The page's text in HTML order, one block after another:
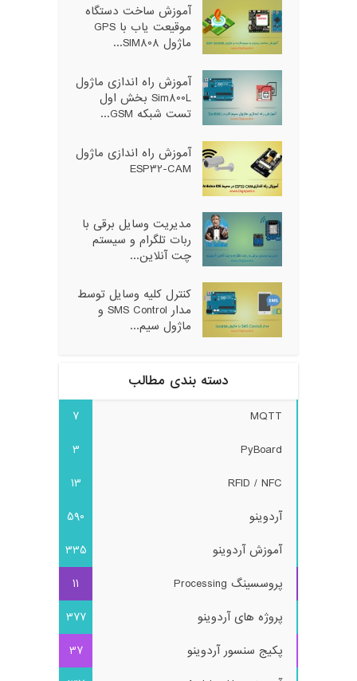
آموزش ساخت دستگاه
موقیعت یاب با GPS
ماژول SIM808...
آموزش راه اندازی ماژول
Sim800L بخش اول
تست شبکه GSM...
آموزش راه اندازی ماژول
ESP32-CAM
مدیریت وسایل برقی با
ربات تلگرام و سیستم
چت آنلاین...
کنترل کلیه وسایل توسط
مدار SMS Control و
ماژول سیم...
دسته بندی مطالب
MQTT
7
PyBoard
3
RFID / NFC
13
آردوینو
590
آموزش آردوینو
335
پروسسینگ Processing
11
پروژه های آردوینو
377
پکیج سنسور آردوینو
37